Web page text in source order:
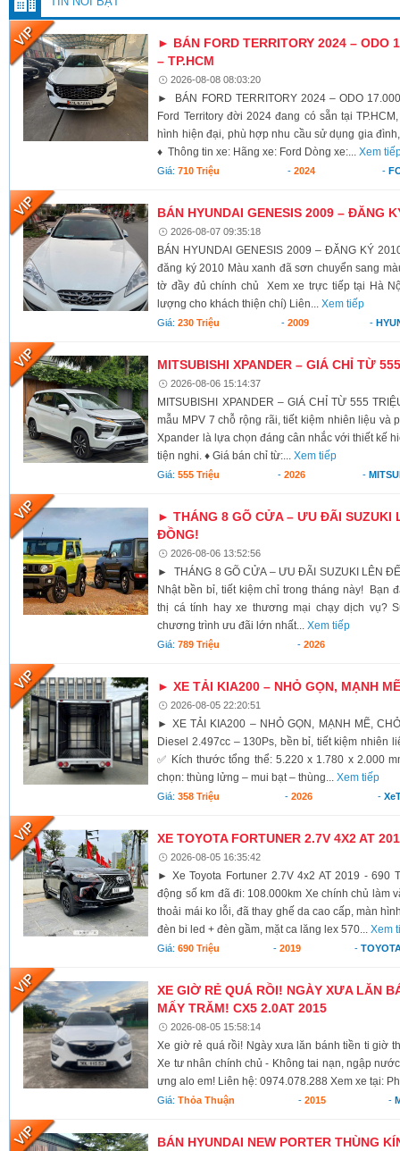
► BÁN FORD TERRITORY 2024 – ODO
– TP.HCM
2026-08-08 08:03:20
► BÁN FORD TERRITORY 2024 – ODO
Ford Territory đời 2024 đang có sẵn tại
hình hiện đại, phù hợp nhu cầu sử dụng gia
♦ Thông tin xe: Hãng xe: Ford Dòng xe:...Xem
Giá:710 Triệu - 2024 -
BÁN HYUNDAI GENESIS 2009 – ĐĂNG
2026-08-07 09:35:18
BÁN HYUNDAI GENESIS 2009 – ĐĂNG KÝ
đăng ký 2010 Màu xanh đã sơn chuyển sang
tờ đầy đủ chính chủ Xem xe trực tiếp tại Hà
lượng cho khách thiện chí) Liên...Xem tiếp
Giá:230 Triệu - 2009 -
MITSUBISHI XPANDER – GIÁ CHỈ TỪ
2026-08-06 15:14:37
MITSUBISHI XPANDER – GIÁ CHỈ TỪ 555
mẫu MPV 7 chỗ rộng rãi, tiết kiệm nhiên liệu và
Xpander là lựa chọn đáng cân nhắc với thiết kế
tiện nghi. ♦ Giá bán chỉ từ:...Xem tiếp
Giá:555 Triệu - 2026 -
► THÁNG 8 GÕ CỬA – ƯU ĐÃI SUZUKI
ĐỒNG!
2026-08-06 13:52:56
► THÁNG 8 GÕ CỬA – ƯU ĐÃI SUZUKI LÊN
Nhật bền bỉ, tiết kiệm chỉ trong tháng này! Bạn
thị cá tính hay xe thương mại chạy dịch vụ?
chương trình ưu đãi lớn nhất...Xem tiếp
Giá:789 Triệu - 2026
► XE TẢI KIA200 – NHỎ GỌN, MẠNH
2026-08-05 22:20:51
► XE TẢI KIA200 – NHỎ GỌN, MẠNH MẼ,
Diesel 2.497cc – 130Ps, bền bỉ, tiết kiệm nhiên
✅ Kích thước tổng thể: 5.220 x 1.780 x 2.000
chọn: thùng lửng – mui bạt – thùng...Xem tiếp
Giá:358 Triệu -2026 -
XE TOYOTA FORTUNER 2.7V 4X2 AT
2026-08-05 16:35:42
► Xe Toyota Fortuner 2.7V 4x2 AT 2019 - 690
động số km đã đi: 108.000km Xe chính chủ làm
thoải mái ko lỗi, đã thay ghế da cao cấp, màn
đèn bi led + đèn gầm, mặt ca lăng lex 570...Xem
Giá:690 Triệu -2019 -
XE GIỜ RẺ QUÁ RỒI! NGÀY XƯA LĂN
MẤY TRĂM! CX5 2.0AT 2015
2026-08-05 15:58:14
Xe giờ rẻ quá rồi! Ngày xưa lăn bánh tiền ti giờ
Xe tư nhân chính chủ - Không tai nạn, ngập
ưng alo em! Liên hệ: 0974.078.288 Xem xe tại:
Giá:Thỏa Thuận - 2015 -
BÁN HYUNDAI NEW PORTER THÙNG